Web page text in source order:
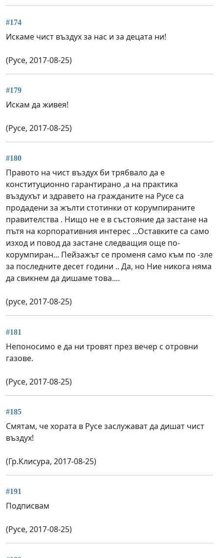
#174
Искаме чист въздух за нас и за децата ни!
(Русе, 2017-08-25)
#179
Искам да живея!
(Русе, 2017-08-25)
#180
Правото на чист въздух би трябвало да е
конституционно гарантирано ,а на практика
въздухът и здравето на гражданите на Русе са
продадени за жълти стотинки от корумпираните
правителства . Нищо не е в състояние да застане на
пътя на корпоративния интерес ...Оставките са само
изход и повод да застане следващия още по-
корумпиран... Пейзажът се променя само към по -зле
за последните десет години .. Да, но Ние никога няма
да свикнем да дишаме това....
(русе, 2017-08-25)
#181
Непоносимо е да ни тровят през вечер с отровни
газове.
(Русе, 2017-08-25)
#185
Смятам, че хората в Русе заслужават да дишат чист
въздух!
(Гр.Клисура, 2017-08-25)
#191
Подписвам
(Русе, 2017-08-25)